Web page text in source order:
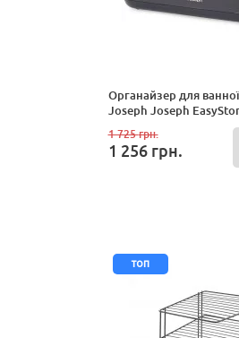
Органайзер для
Joseph Joseph
1 725грн.
1 256 грн.
топ